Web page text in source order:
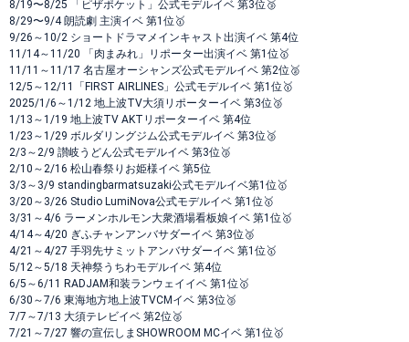
8/19〜8/25 「ピザポケット」公式モデルイベ 第3位🥉
8/29〜9/4 朗読劇 主演イベ 第1位🥇
9/26～10/2 ショートドラマメインキャスト出演イベ 第4位
11/14～11/20 「肉まみれ」リポーター出演イベ 第1位🥇
11/11～11/17 名古屋オーシャンズ公式モデルイベ 第2位🥈
12/5～12/11「FIRST AIRLINES」公式モデルイベ 第1位🥇
2025/1/6～1/12 地上波TV大須リポーターイベ 第3位🥉
1/13～1/19 地上波TV AKTリポーターイベ 第4位
1/23～1/29 ボルダリングジム公式モデルイベ 第3位🥉
2/3～2/9 讃岐うどん公式モデルイベ 第3位🥉
2/10～2/16 松山春祭りお姫様イベ 第5位
3/3～3/9 standingbarmatsuzaki公式モデルイベ第1位🥇
3/20～3/26 Studio LumiNova公式モデルイベ 第1位🥇
3/31～4/6 ラーメンホルモン大衆酒場看板娘イベ 第1位🥇
4/14～4/20 ぎふチャンアンバサダーイベ 第3位🥉
4/21～4/27 手羽先サミットアンバサダーイベ 第1位🥇
5/12～5/18 天神祭うちわモデルイベ 第4位
6/5～6/11 RADJAM和装ランウェイイベ 第1位🥇
6/30～7/6 東海地方地上波TVCMイベ 第3位🥉
7/7～7/13 大須テレビイベ 第2位🥈
7/21～7/27 響の宣伝しまSHOWROOM MCイベ 第1位🥇